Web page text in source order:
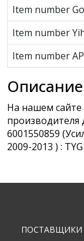
Item number
Item number
Item number
Описание
На нашем
производителя
6001550859
2009-2013 ) :
ПОСТАВЩИКИ